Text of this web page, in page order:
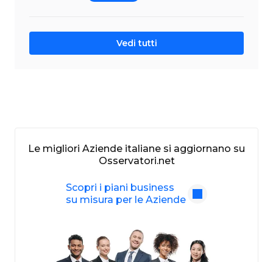
Vedi tutti
Le migliori Aziende italiane si aggiornano su
Osservatori.net
Scopri i piani business
su misura per le Aziende